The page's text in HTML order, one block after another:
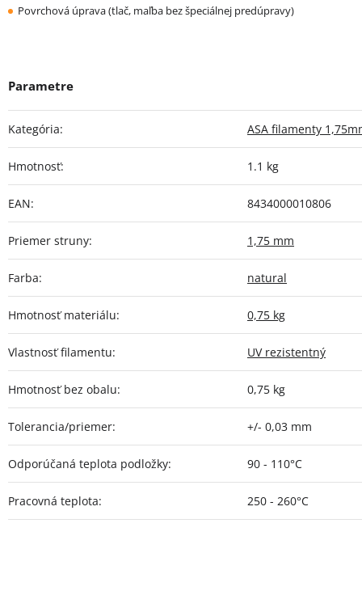
Povrchová úprava (tlač, maľba bez špeciálnej predúpravy)
Kategória: ASA filamenty
Hmotnosť: 1.1 kg
EAN: 8434000010806
Priemer struny: 1,75 mm
Farba: natural
Hmotnosť materiálu: 0,75 kg
Vlastnosť filamentu: UV rezistentný
Hmotnosť bez obalu: 0,75 kg
Tolerancia/priemer: +/- 0,03 mm
Odporúčaná teplota podložky: 90 - 110°C
Pracovná teplota: 250 - 260°C